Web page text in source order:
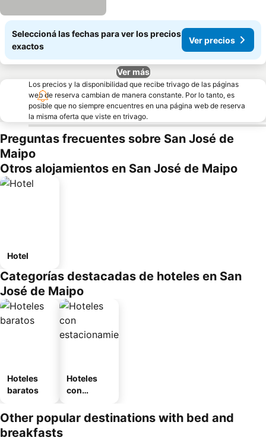
Seleccioná las fechas para ver los precios
exactos
Ver precios
Ver más
Los precios y la disponibilidad que recibe trivago de las páginas
web de reserva cambian de manera constante. Por lo tanto, es
posible que no siempre encuentres en una página web de reserva
la misma oferta que viste en trivago.
Preguntas frecuentes sobre San José de
Maipo
Otros alojamientos en San José de Maipo
Hotel
Categorías destacadas de hoteles en San
José de Maipo
Hoteles
baratos
Hoteles
con
miento
Other popular destinations with bed and
breakfasts